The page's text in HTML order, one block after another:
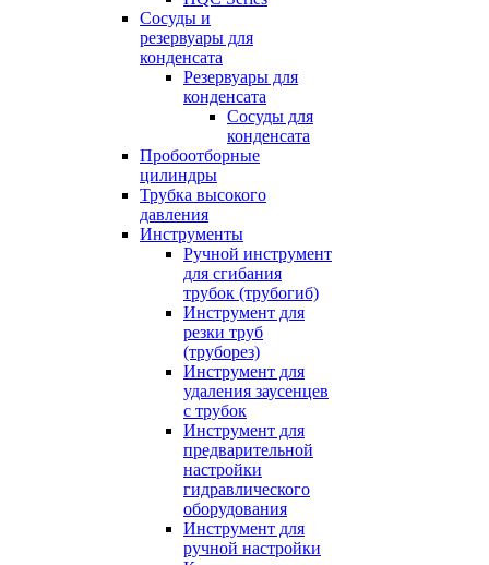
Сосуды и
резервуары для
конденсата
Резервуары для
конденсата
Сосуды для
конденсата
Пробоотборные
цилиндры
Трубка высокого
давления
Инструменты
Ручной инструмент
для сгибания
трубок (трубогиб)
Инструмент для
резки труб
(труборез)
Инструмент для
удаления заусенцев
с трубок
Инструмент для
предварительной
настройки
гидравлического
оборудования
Инструмент для
ручной настройки